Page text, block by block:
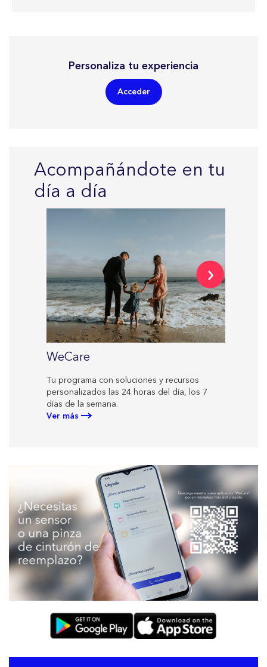
Personaliza tu experiencia
Acceder
Acompañándote en tu
día a día
WeCare
Tu programa con soluciones y recursos
personalizados las 24 horas del día, los 7
días de la semana.
Ver más